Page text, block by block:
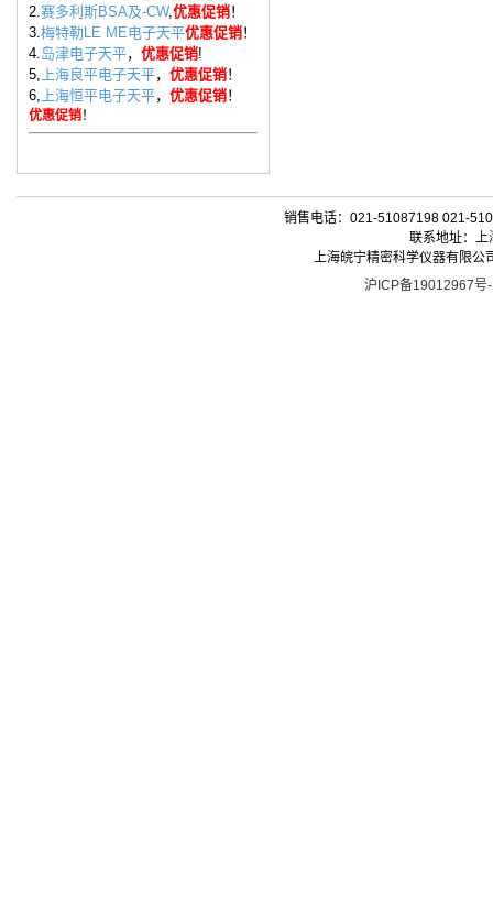
2. 赛多利斯BSA及-CW, 优惠促销！
3. 梅特勒LE ME电子天平优惠促销！
4. 岛津电子天平， 优惠促销!
5,
上海良平电子天平， 优惠促销！
6,
上海恒平电子天平， 优惠促销！
优惠促销！
销售电话：021-51087198 021-
联系地址：
上海皖宁精密科学仪器有限
沪ICP备19012967号